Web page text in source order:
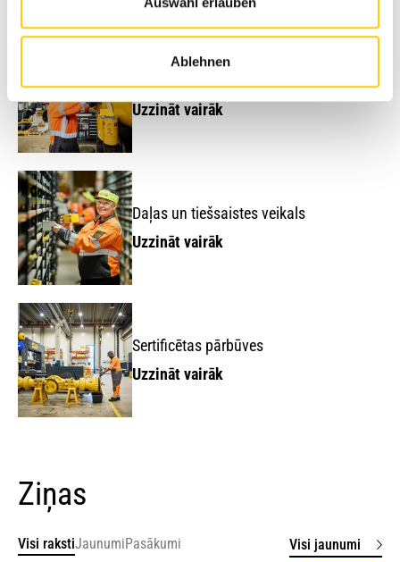
Ablehnen
Uzzināt vairāk
Daļas un tiešsaistes veikals
Uzzināt vairāk
Sertificētas pārbūves
Uzzināt vairāk
Ziņas
Visi rakstiJaunumiPasākumi Visi jaunumi